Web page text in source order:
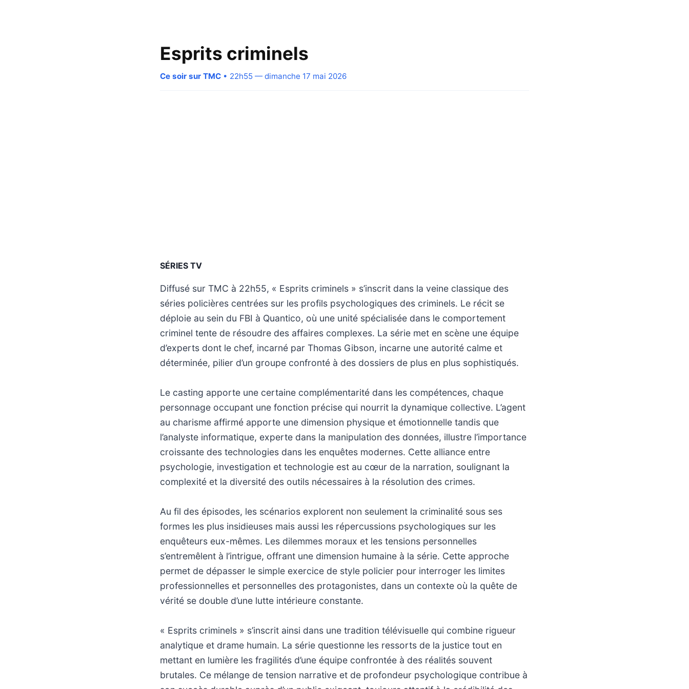
Esprits criminels
Ce soir sur TMC • 22h55 — dimanche 17 mai 2026
SÉRIES TV
Diffusé sur TMC à 22h55, « Esprits criminels » s’inscrit dans la veine classique des
séries policières centrées sur les profils psychologiques des criminels. Le récit se
déploie au sein du FBI à Quantico, où une unité spécialisée dans le comportement
criminel tente de résoudre des affaires complexes. La série met en scène une équipe
d’experts dont le chef, incarné par Thomas Gibson, incarne une autorité calme et
déterminée, pilier d’un groupe confronté à des dossiers de plus en plus sophistiqués.
Le casting apporte une certaine complémentarité dans les compétences, chaque
personnage occupant une fonction précise qui nourrit la dynamique collective. L’agent
au charisme affirmé apporte une dimension physique et émotionnelle tandis que
l’analyste informatique, experte dans la manipulation des données, illustre l’importance
croissante des technologies dans les enquêtes modernes. Cette alliance entre
psychologie, investigation et technologie est au cœur de la narration, soulignant la
complexité et la diversité des outils nécessaires à la résolution des crimes.
Au fil des épisodes, les scénarios explorent non seulement la criminalité sous ses
formes les plus insidieuses mais aussi les répercussions psychologiques sur les
enquêteurs eux-mêmes. Les dilemmes moraux et les tensions personnelles
s’entremêlent à l’intrigue, offrant une dimension humaine à la série. Cette approche
permet de dépasser le simple exercice de style policier pour interroger les limites
professionnelles et personnelles des protagonistes, dans un contexte où la quête de
vérité se double d’une lutte intérieure constante.
« Esprits criminels » s’inscrit ainsi dans une tradition télévisuelle qui combine rigueur
analytique et drame humain. La série questionne les ressorts de la justice tout en
mettant en lumière les fragilités d’une équipe confrontée à des réalités souvent
brutales. Ce mélange de tension narrative et de profondeur psychologique contribue à